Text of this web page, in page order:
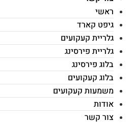
ראשי
גיפט קארד
גלריית קעקועים
גלריית פירסינג
בלוג פירסינג
בלוג קעקועים
משמעות קעקועים
אודות
צור קשר